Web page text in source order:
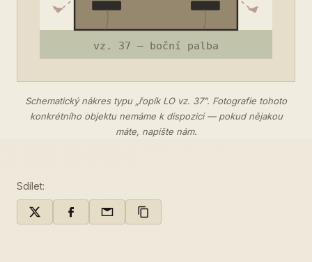
Schematický nákres typu „řopík LO vz. 37". Fotografie tohoto
konkrétního objektu nemáme k dispozici — pokud nějakou
máte, napište nám.
Sdílet: